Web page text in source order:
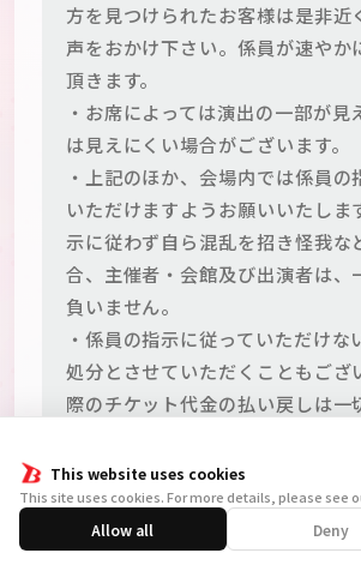
This website uses cookies
This site uses cookies. For more details, please see
Allow all Deny
方を見つけられたお客様は是非近
声をおかけ下さい。係員が速やか
頂きます。
・お席によっては演出の一部が見
は見えにくい場合がございます。
・上記のほか、会場内では係員の
いただけますようお願いいたしま
示に従わず自ら混乱を招き怪我な
合、主催者・会館及び出演者は、
負いません。
・係員の指示に従っていただけな
処分とさせていただくこともござ
際のチケット代金の払い戻しは一
以上の事が守られず器物破損及び
る危険な場合は、公演を一時中断
止させていただきますので、予め